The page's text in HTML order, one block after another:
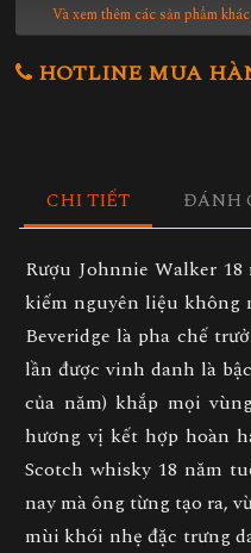
Và xem thêm các sản phẩm khác
HOTLINE MUA
CHI TIẾT ĐÁNH
Rượu Johnnie Walker
kiếm nguyên liệu không
Beveridge là pha chế
lần được vinh danh là
của năm) khắp mọi
hương vị kết hợp hoàn
Scotch whisky 18 năm
nay mà ông từng tạo ra,
mùi khói nhẹ đặc trưng